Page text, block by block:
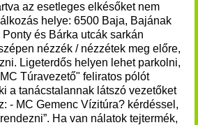
az esetleges elkésőket nem
helye: 6500 Baja, Bajának
és Bárka utcák sarkán
nézzék / nézzétek meg előre,
Ligeterdős helyen lehet parkolni,
Túravezető" feliratos pólót
a tanácstalannak látszó vezetőket
- MC Gemenc Vízitúra? kérdéssel,
Ha van nálatok tejtermék,